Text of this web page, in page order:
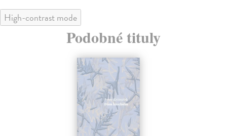
High-contrast mode
Podobné tituly